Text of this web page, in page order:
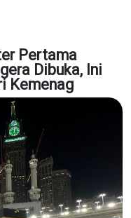
Pertama
Dibuka, Ini
Kemenag